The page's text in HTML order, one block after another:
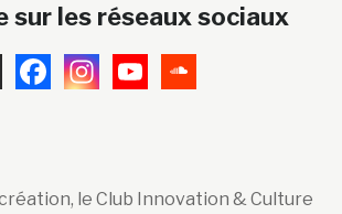
sur les réseaux sociaux
le Club Innovation & Culture